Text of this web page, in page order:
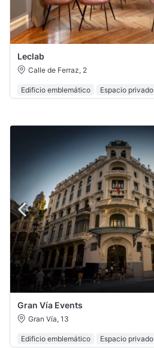
Leclab
Calle de Ferraz, 2
Edificio emblemático Espacio privado
Gran Vía Events
Gran Vía, 13
Edificio emblemático Espacio privado